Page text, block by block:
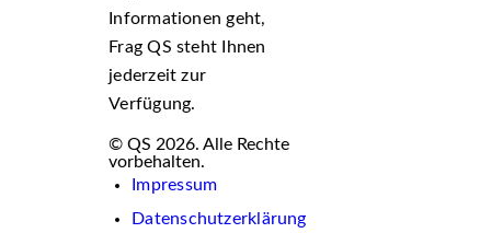
Informationen geht,
Frag QS steht Ihnen
jederzeit zur
Verfügung.
© QS 2026. Alle Rechte
vorbehalten.
Impressum
Datenschutzerklärung